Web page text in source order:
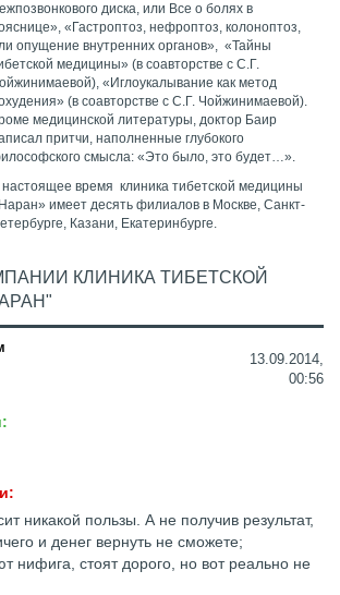
диска, или Все о болях в
«Гастроптоз, нефроптоз, колоноптоз,
опущение внутренних органов», «Тайны
медицины» (в соавторстве с С.Г.
«Иглоукалывание как метод
(в соавторстве с С.Г. Чойжинимаевой).
медицинской литературы, доктор Баир
притчи, наполненные глубокого
смысла: «Это было, это будет…».
настоящее время клиника тибетской медицины
имеет десять филиалов в Москве, Санкт-
Казани, Екатеринбурге.
КЛИНИКА ТИБЕТСКОЙ
13.09.2014,
00:56
никакой пользы. А не получив результат,
и денег вернуть не сможете;
нифига, стоят дорого, но вот реально не